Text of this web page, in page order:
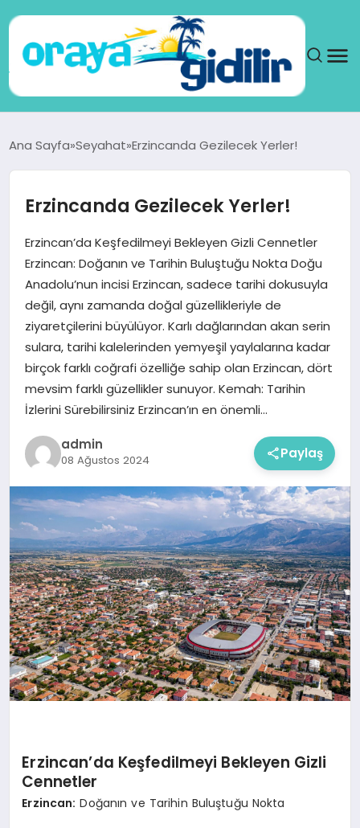
SAĞLIK
DÜNYA
SEYAHAT
TEKNOLOJI
YAŞAM
Ana Sayfa Seyahat Erzincanda Gezilecek Yerler!
Erzincanda Gezilecek Yerler!
Erzincan’da Keşfedilmeyi Bekleyen Gizli Cennetler
Erzincan: Doğanın ve Tarihin Buluştuğu Nokta Doğu
Anadolu’nun incisi Erzincan, sadece tarihi dokusuyla
değil, aynı zamanda doğal güzellikleriyle de
ziyaretçilerini büyülüyor. Karlı dağlarından akan serin
sulara, tarihi kalelerinden yemyeşil yaylalarına kadar
birçok farklı coğrafi özelliğe sahip olan Erzincan, dört
mevsim farklı güzellikler sunuyor. Kemah: Tarihin
İzlerini Sürebilirsiniz Erzincan’ın en önemli…
admin
08 Ağustos 2024 Paylaş
Erzincan’da Keşfedilmeyi Bekleyen Gizli
Cennetler
Erzincan: Doğanın ve Tarihin Buluştuğu Nokta